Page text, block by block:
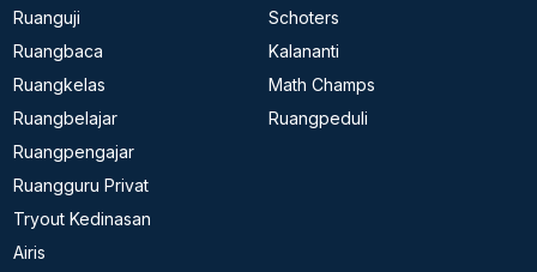
Ruanguji
Ruangbaca
Ruangkelas
Ruangbelajar
Ruangpengajar
Ruangguru Privat
Tryout Kedinasan
Airis
Schoters
Kalananti
Math Champs
Ruangpeduli